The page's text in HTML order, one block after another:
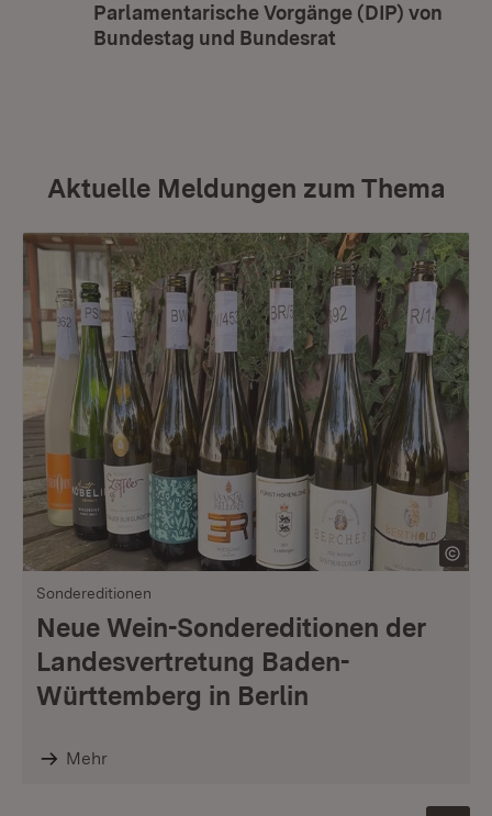
Parlamentarische Vorgänge (DIP) von
Bundestag und Bundesrat
Aktuelle Meldungen zum Thema
Sondereditionen
Neue Wein-Sondereditionen der
Landesvertretung Baden-
Württemberg in Berlin
Mehr